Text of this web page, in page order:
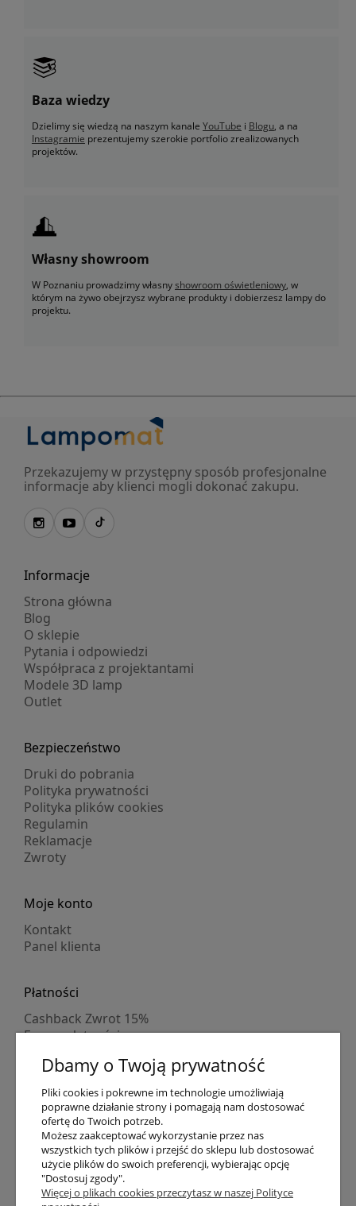
Baza wiedzy
Dzielimy się wiedzą na naszym kanale YouTube i Blogu, a na
Instagramie prezentujemy szerokie portfolio zrealizowanych
projektów.
Własny showroom
W Poznaniu prowadzimy własnyshowroom oświetleniowy, w
którym na żywo obejrzysz wybrane produkty i dobierzesz lampy do
projektu.
Przekazujemy w przystępny sposób profesjonalne
informacje aby klienci mogli dokonać zakupu.
Informacje
Strona główna
Blog
O sklepie
Pytania i odpowiedzi
Współpraca z projektantami
Modele 3D lamp
Outlet
Bezpieczeństwo
Druki do pobrania
Polityka prywatności
Polityka plików cookies
Regulamin
Reklamacje
Zwroty
Moje konto
Kontakt
Panel klienta
Płatności
Cashback Zwrot 15%
Formy płatności
Numer konta
PayPo kupujesz, nie płacisz
Progi rabatowe
Promocje
Dostawa
Czas wysyłki
Dbamy o Twoją prywatność
Pliki cookies i pokrewne im technologie umożliwiają
poprawne działanie strony i pomagają nam dostosować
ofertę do Twoich potrzeb.
Możesz zaakceptować wykorzystanie przez nas
wszystkich tych plików i przejść do sklepu lub dostosować
użycie plików do swoich preferencji, wybierając opcję
"Dostosuj zgody".
Więcej o plikach cookies przeczytasz w naszej Polityce